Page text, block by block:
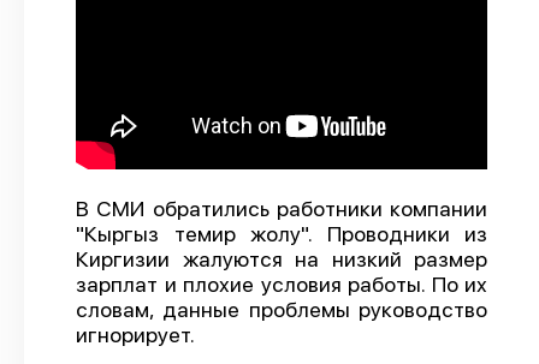
В СМИ обратились работники компании
"Кыргыз темир жолу". Проводники из
Киргизии жалуются на низкий размер
зарплат и плохие условия работы. По их
словам, данные проблемы руководство
игнорирует.